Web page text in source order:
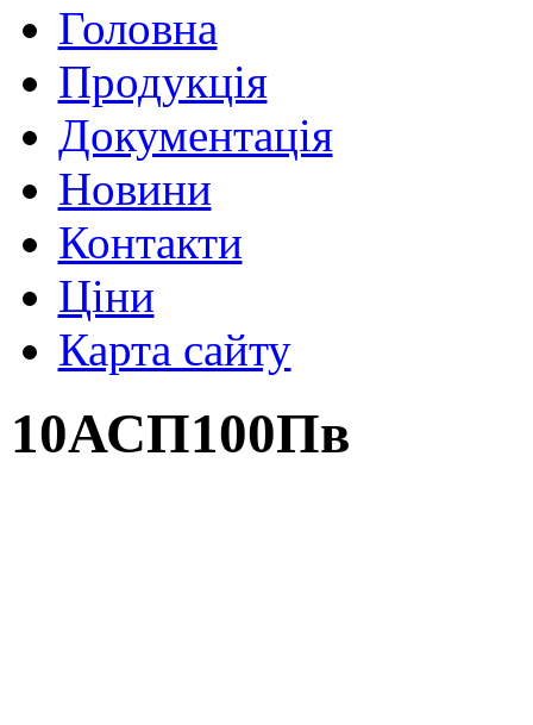
Головна
Продукція
Документація
Новини
Контакти
Ціни
Карта сайту
10АСП100Пв